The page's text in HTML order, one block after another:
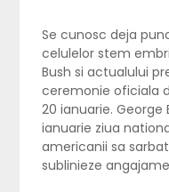
Se cunosc deja
celulelor stem
Bush si actualului
ceremonie oficiala
20 ianuarie. George
ianuarie ziua
americanii sa
sublinieze